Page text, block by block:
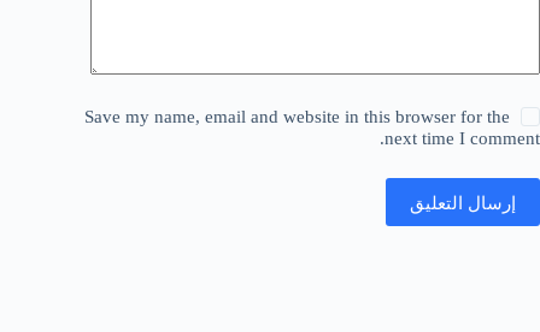
Save my name, email and website in this browser for the
next time I comment.
إرسال التعليق